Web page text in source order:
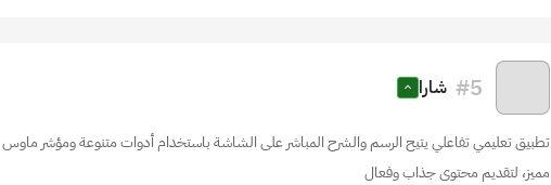
#5 شارا
تطبيق تعليمي تفاعلي يتيح الرسم والشرح المباشر على الشاشة باستخدام أدوات متنوعة ومؤشر ماوس
مميز، لتقديم محتوى جذاب وفعال